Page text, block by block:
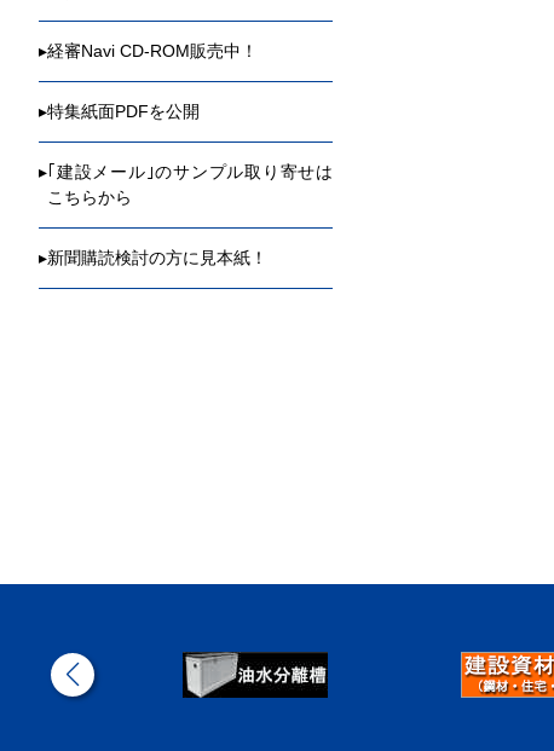
▸経審Navi CD-ROM販売中！
▸特集紙面PDFを公開
▸ ｢建設メール｣のサンプル取り寄せは
こちらから
▸新聞購読検討の方に見本紙！